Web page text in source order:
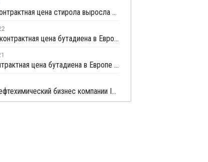
Мартовская контрактная цена стирола выросла в Европе на EUR93 за тонну
Февральская контрактная цена бутадиена в Европе выросла на EUR50 за тонну
Январская контрактная цена бутадиена в Европе снизилась на EUR50 за тонну
BP продает нефтехимический бизнес компании Ineos